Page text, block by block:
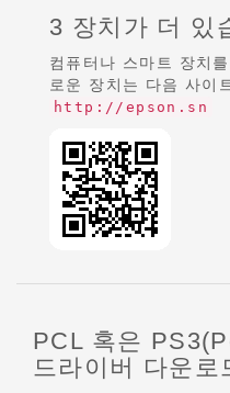
3 장치가 더 있
컴퓨터나 스마트 장치
로운 장치는 다음 사이
http://epson.sn
PCL 혹은
드라이버 다운로